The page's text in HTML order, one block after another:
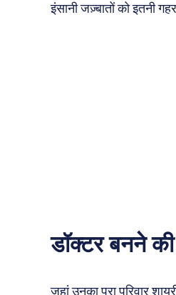
इंसानी जज़्बातों को इतनी
डॉक्टर बनने की
जहां उनका पूरा परिवार